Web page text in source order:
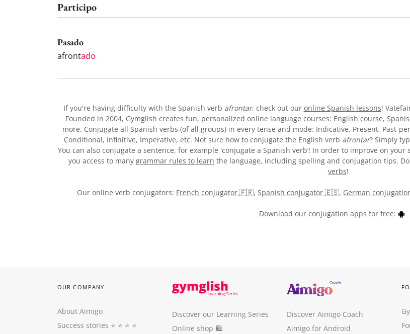
Participo
Pasado
afrontado
If you're having difficulty with the Spanish verb afrontar, check out our online Spanish lessons!
Founded in 2004, Gymglish creates fun, personalized online language courses: English course,
more. Conjugate all Spanish verbs (of all groups) in every tense and mode: Indicative, Present, Past-
Conditional, Infinitive, Imperative, etc. Not sure how to conjugate the English verb afrontar? Simply
You can also conjugate a sentence, for example 'conjugate a Spanish verb’! In order to improve on
you access to many grammar rules to learn the language, including spelling and conjugation tips.
verbs!
Our online verb conjugators: French conjugator 🇫🇷, Spanish conjugator 🇪🇸, German
Download our conjugation apps for free:
OUR COMPANY
About Aimigo
Success stories ⭐️ ⭐️ ⭐️ ⭐️
Discover our Learning Series
Online shop 🛍
Discover Aimigo Coach
Aimigo for Android